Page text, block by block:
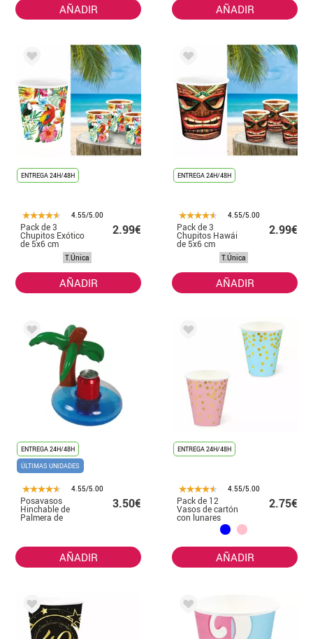
AÑADIR AÑADIR
ENTREGA 24H/48H
4.55/5.00
Pack de 3
Chupitos Exótico
de 5x6 cm
2.99€
T.Única
AÑADIR
ENTREGA 24H/48H
4.55/5.00
Pack de 3
Chupitos Hawái
de 5x6 cm
2.99€
T.Única
AÑADIR
ENTREGA 24H/48H
ÚLTIMAS UNIDADES
4.55/5.00
Posavasos
Hinchable de
Palmera de
3.50€
AÑADIR
ENTREGA 24H/48H
4.55/5.00
Pack de 12
Vasos de cartón
con lunares
dorados de 250
ml en varios
2.75€
AÑADIR